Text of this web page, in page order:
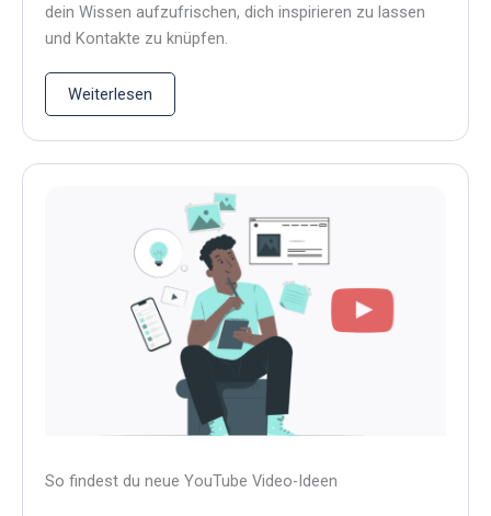
dein Wissen aufzufrischen, dich inspirieren zu lassen
und Kontakte zu knüpfen.
Weiterlesen
So findest du neue YouTube Video-Ideen